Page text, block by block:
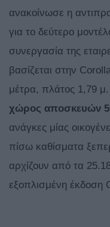
ανακοίνωσε η
για το δεύτερο
συνεργασία της
βασίζεται στην
μέτρα, πλάτος 1,79
χώρος αποσκευών
ανάγκες μίας
πίσω καθίσματα
αρχίζουν από τα
εξοπλισμένη έκδοση